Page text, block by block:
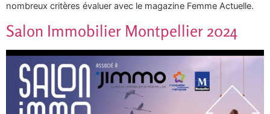
nombreux critères évaluer avec le magazine Femme Actuelle.
Salon Immobilier Montpellier 2024